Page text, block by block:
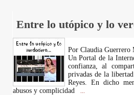
Entre lo utópico y lo
Por Claudia Guerrero
​Un Portal de la
confianza, al
privadas de la
Reyes. En dicho
abusos y complicidad